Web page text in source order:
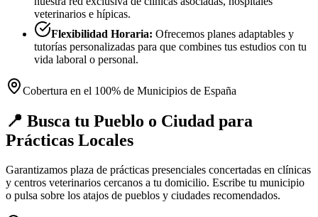
veterinarios e hípicas.
Flexibilidad Horaria: Ofrecemos planes adaptables y
tutorías personalizadas para que combines tus estudios con tu
vida laboral o personal.
Cobertura en el 100% de Municipios de España
📍 Busca tu Pueblo o Ciudad para
Prácticas Locales
Garantizamos plaza de prácticas presenciales concertadas en clínicas
y centros veterinarios cercanos a tu domicilio. Escribe tu municipio
o pulsa sobre los atajos de pueblos y ciudades recomendados.